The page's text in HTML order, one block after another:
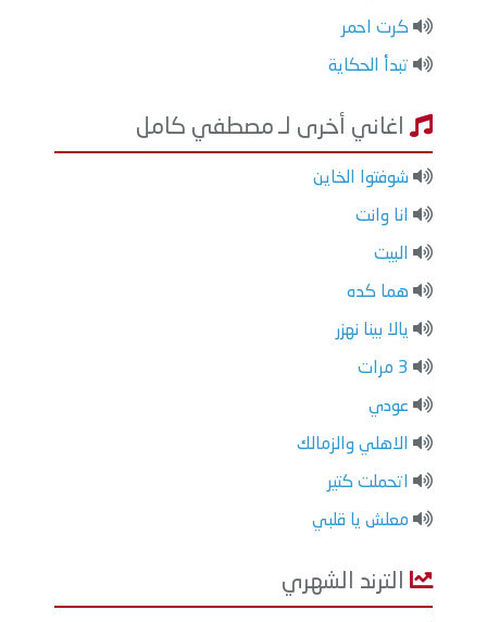
كرت احمر
تبدأ الحكاية
اغاني أخرى لـ مصطفي كامل
شوفتوا الخاين
انا وانت
البيت
هما كده
يالا بينا نهزر
3 مرات
عودي
الاهلي والزمالك
اتحملت كتير
معلش يا قلبي
الترند الشهري